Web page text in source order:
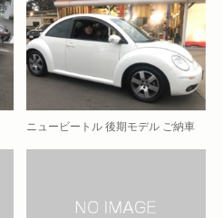
ニュービートル 後期モデル ご納車